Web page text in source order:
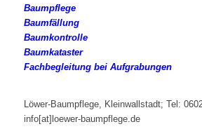
Baumpflege
Baumfällung
Baumkontrolle
Baumkataster
Fachbegleitung bei Aufgrabungen
Löwer-Baumpflege, Kleinwallstadt; Tel:
info[at]loewer-baumpflege.de